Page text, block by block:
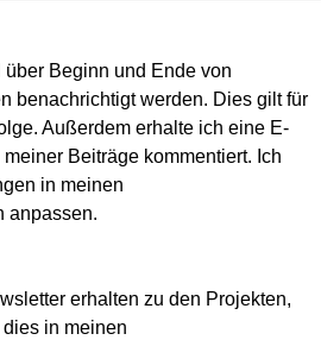
Beginn und Ende von
benachrichtigt werden. Dies gilt für
Außerdem erhalte ich eine E-
Beiträge kommentiert. Ich
in meinen
anpassen.
erhalten zu den Projekten,
in meinen